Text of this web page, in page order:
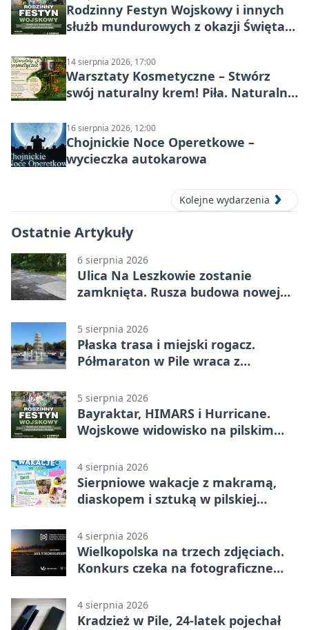
Rodzinny Festyn Wojskowy i innych
służb mundurowych z okazji Święta
14 sierpnia 2026, 17:00
Warsztaty Kosmetyczne – Stwórz
swój naturalny krem! Piła. Naturalna
16 sierpnia 2026, 12:00
Chojnickie Noce Operetkowe –
wycieczka autokarowa
Kolejne wydarzenia
Ostatnie Artykuły
6 sierpnia 2026
Ulica Na Leszkowie zostanie
zamknięta. Rusza budowa nowej
5 sierpnia 2026
Płaska trasa i miejski rogacz.
Półmaraton w Pile wraca z
5 sierpnia 2026
Bayraktar, HIMARS i Hurricane.
Wojskowe widowisko na pilskim
4 sierpnia 2026
Sierpniowe wakacje z makramą,
diaskopem i sztuką w pilskiej
4 sierpnia 2026
Wielkopolska na trzech zdjęciach.
Konkurs czeka na fotograficzne
4 sierpnia 2026
Kradzież w Pile, 24-latek pojechał